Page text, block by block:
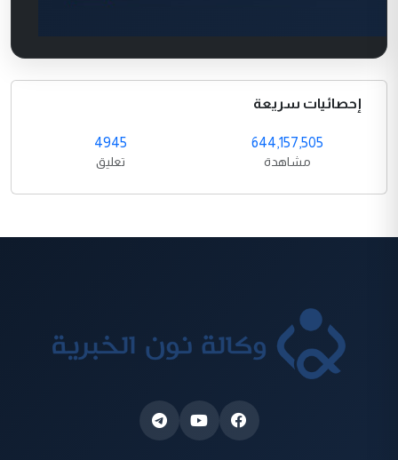
إحصائيات سريعة
644,157,505
مشاهدة
4945
تعليق